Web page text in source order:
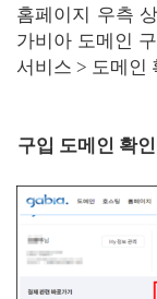
홈페이지 우측
가비아 도메인
서비스 > 도메인
구입 도메인 확